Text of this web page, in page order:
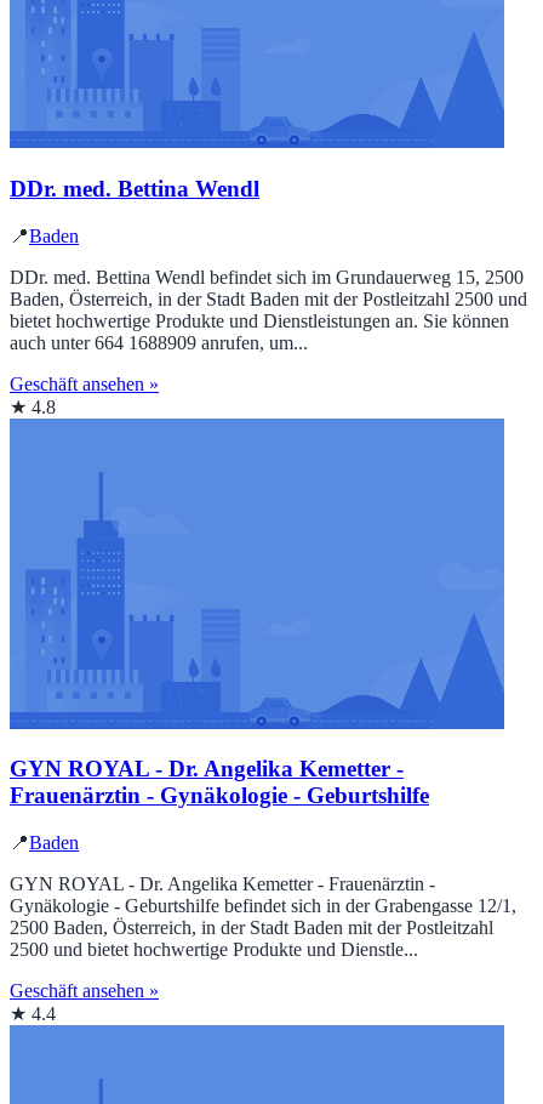
DDr. med. Bettina Wendl
📍Baden
DDr. med. Bettina Wendl befindet sich im Grundauerweg 15, 2500
Baden, Österreich, in der Stadt Baden mit der Postleitzahl 2500 und
bietet hochwertige Produkte und Dienstleistungen an. Sie können
auch unter 664 1688909 anrufen, um...
Geschäft ansehen »
★ 4.8
GYN ROYAL - Dr. Angelika Kemetter -
Frauenärztin - Gynäkologie - Geburtshilfe
📍Baden
GYN ROYAL - Dr. Angelika Kemetter - Frauenärztin -
Gynäkologie - Geburtshilfe befindet sich in der Grabengasse 12/1,
2500 Baden, Österreich, in der Stadt Baden mit der Postleitzahl
2500 und bietet hochwertige Produkte und Dienstle...
Geschäft ansehen »
★ 4.4